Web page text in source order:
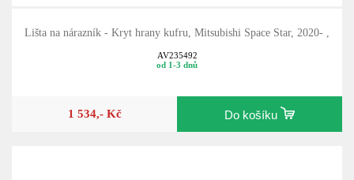
Lišta na nárazník - Kryt hrany kufru, Mitsubishi Space Star, 2020- ,
AV235492
od 1-3 dnů
1 534,- Kč Do košíku